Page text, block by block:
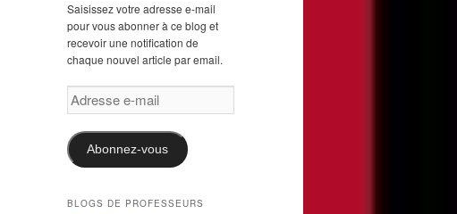
Saisissez votre adresse e-mail
pour vous abonner à ce blog et
recevoir une notification de
chaque nouvel article par email.
Adresse
e-
Abonnez-vous
BLOGS DE PROFESSEURS